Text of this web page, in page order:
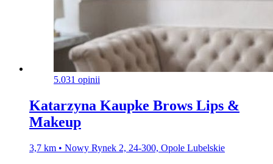
5.031 opinii
Katarzyna Kaupke Brows Lips &
Makeup
3,7 km • Nowy Rynek 2, 24-300, Opole Lubelskie